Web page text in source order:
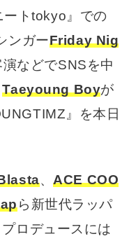
ートtokyo』での
ンガーFriday Nig
などでSNSを中
Taeyoung Boyが
』を本日
、ACE COO
ら新世代ラッパ
ロデュースには